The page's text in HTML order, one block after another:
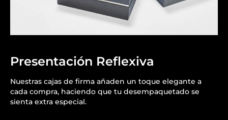
Presentación Reflexiva
Nuestras cajas de firma añaden un toque elegante a
cada compra, haciendo que tu desempaquetado se
sienta extra especial.